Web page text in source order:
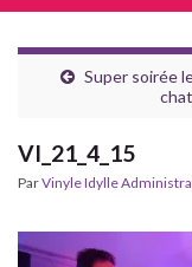
Super soirée
VI_21_4_15
ParVinyle Idylle